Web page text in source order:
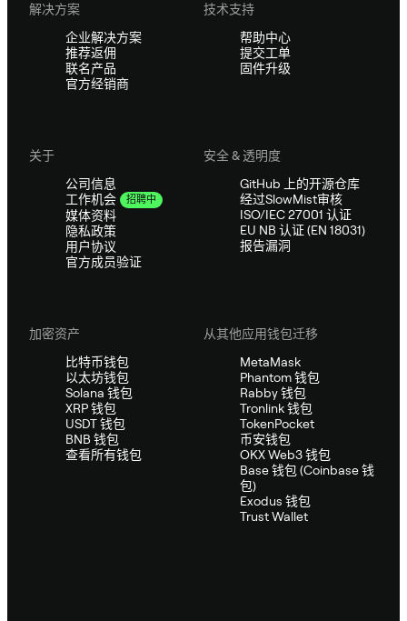
解决方案
企业解决方案
推荐返佣
联名产品
官方经销商
技术支持
帮助中心
提交工单
固件升级
关于
公司信息
工作机会
招聘中
媒体资料
隐私政策
用户协议
官方成员验证
安全 & 透明度
GitHub 上的开源仓库
经过SlowMist审核
ISO/IEC 27001 认证
EU NB 认证 (EN 18031)
报告漏洞
加密资产
比特币钱包
以太坊钱包
Solana 钱包
XRP 钱包
USDT 钱包
BNB 钱包
查看所有钱包
从其他应用钱包迁移
MetaMask
Phantom 钱包
Rabby 钱包
Tronlink 钱包
TokenPocket
币安钱包
OKX Web3 钱包
Base 钱包 (Coinbase 钱
包)
Exodus 钱包
Trust Wallet